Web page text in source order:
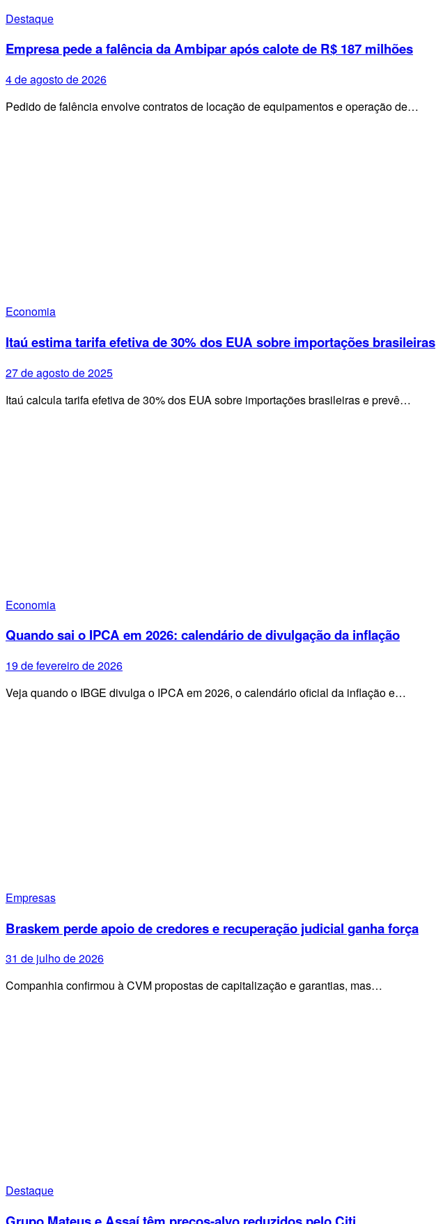
Destaque
Empresa pede a falência da Ambipar após calote de R$ 187 milhões
4 de agosto de 2026
Pedido de falência envolve contratos de locação de equipamentos e operação de…
Economia
Itaú estima tarifa efetiva de 30% dos EUA sobre importações brasileiras
27 de agosto de 2025
Itaú calcula tarifa efetiva de 30% dos EUA sobre importações brasileiras e prevê…
Economia
Quando sai o IPCA em 2026: calendário de divulgação da inflação
19 de fevereiro de 2026
Veja quando o IBGE divulga o IPCA em 2026, o calendário oficial da inflação e…
Empresas
Braskem perde apoio de credores e recuperação judicial ganha força
31 de julho de 2026
Companhia confirmou à CVM propostas de capitalização e garantias, mas…
Destaque